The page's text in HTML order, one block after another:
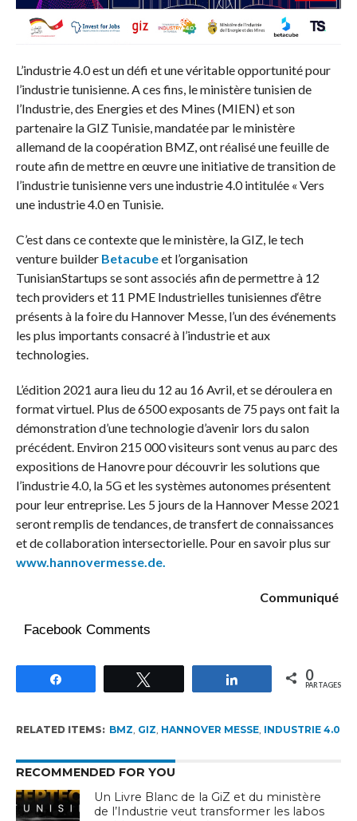
L’industrie 4.0 est un défi et une véritable opportunité pour
l’industrie tunisienne. A ces fins, le ministère tunisien de
l’Industrie, des Energies et des Mines (MIEN) et son
partenaire la GIZ Tunisie, mandatée par le ministère
allemand de la coopération BMZ, ont réalisé une feuille de
route afin de mettre en œuvre une initiative de transition de
l’industrie tunisienne vers une industrie 4.0 intitulée « Vers
une industrie 4.0 en Tunisie.
C’est dans ce contexte que le ministère, la GIZ, le tech
venture builder Betacubeet l’organisation
TunisianStartups se sont associés afin de permettre à 12
tech providers et 11 PME Industrielles tunisiennes d‘être
présents à la foire du Hannover Messe, l’un des événements
les plus importants consacré à l’industrie et aux
technologies.
L’édition 2021 aura lieu du 12 au 16 Avril, et se déroulera en
format virtuel. Plus de 6500 exposants de 75 pays ont fait la
démonstration d’une technologie d’avenir lors du salon
précédent. Environ 215 000 visiteurs sont venus au parc des
expositions de Hanovre pour découvrir les solutions que
l’industrie 4.0, la 5G et les systèmes autonomes présentent
pour leur entreprise. Les 5 jours de la Hannover Messe 2021
seront remplis de tendances, de transfert de connaissances
et de collaboration intersectorielle. Pour en savoir plus sur
www.hannovermesse.de.
Communiqué
Facebook Comments
Partagez 0
PARTAGES
RELATED ITEMS: BMZ, GIZ, HANNOVER MESSE, INDUSTRIE 4.0
RECOMMENDED FOR YOU
Un Livre Blanc de la GiZ et du ministère
de l’Industrie veut transformer les labos